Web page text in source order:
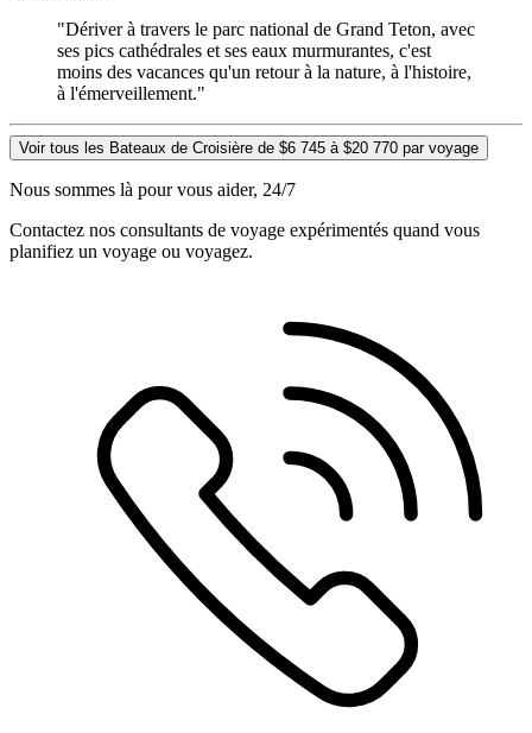
"Dériver à travers le parc national de Grand Teton, avec
ses pics cathédrales et ses eaux murmurantes, c'est
moins des vacances qu'un retour à la nature, à l'histoire,
à l'émerveillement."
Voir tous les Bateaux de Croisière de $6 745 à $20 770 par voyage
Nous sommes là pour vous aider, 24/7
Contactez nos consultants de voyage expérimentés quand vous
planifiez un voyage ou voyagez.